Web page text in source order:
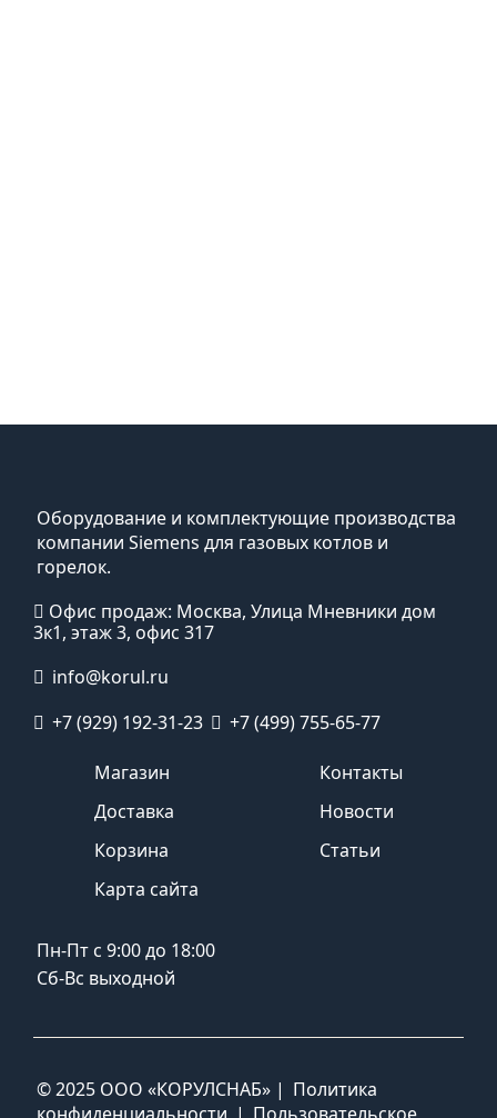
Оборудование и комплектующие производства
компании Siemens для газовых котлов и
горелок.
Офис продаж: Москва, Улица Мневники дом
3к1, этаж 3, офис 317
info@korul.ru
+7 (929) 192-31-23
+7 (499) 755-65-77
Магазин
Доставка
Корзина
Карта сайта
Контакты
Новости
Статьи
Пн-Пт с 9:00 до 18:00
Сб-Вс выходной
© 2025 ООО «КОРУЛСНАБ» | Политика
конфиденциальности | Пользовательское